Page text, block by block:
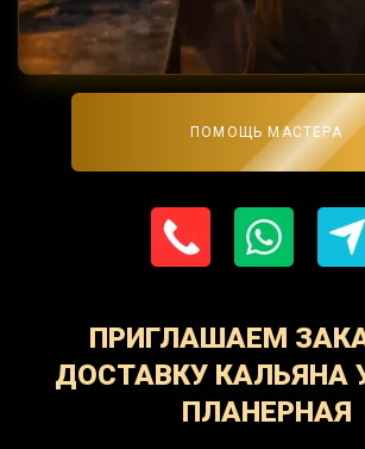
ПОМОЩЬ МАСТЕРА
ПРИГЛАШАЕМ
ДОСТАВКУ КАЛЬЯНА
ПЛАНЕРНАЯ